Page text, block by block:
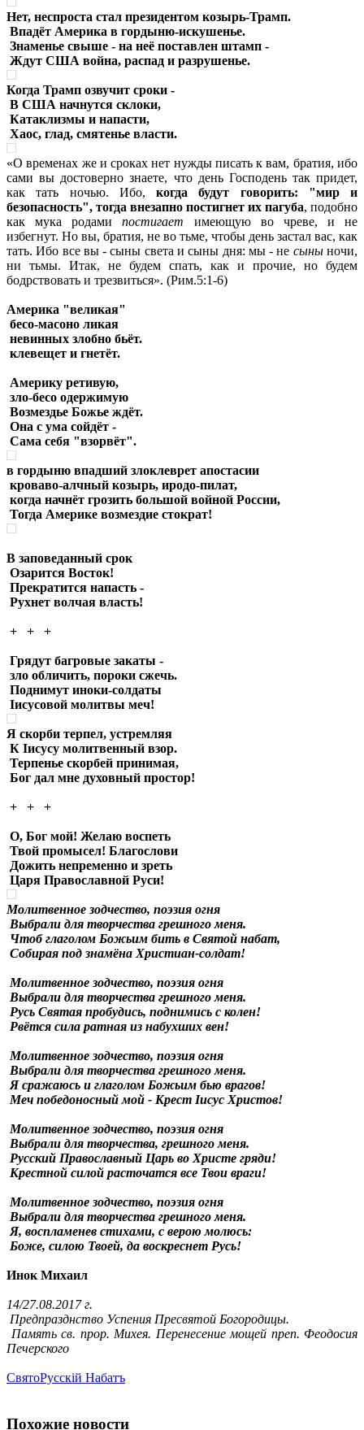
Нет, неспроста стал президентом козырь-Трамп.
Впадёт Америка в гордыню-искушенье.
Знаменье свыше - на неё поставлен штамп -
Ждут США война, распад и разрушенье.
Когда Трамп озвучит сроки -
В США начнутся склоки,
Катаклизмы и напасти,
Хаос, глад, смятенье власти.
«О временах же и сроках нет нужды писать к вам, братия, ибо
сами вы достоверно знаете, что день Господень так придет,
как тать ночью. Ибо, когда будут говорить: "мир и
безопасность", тогда внезапно постигнет их пагуба, подобно
как мука родамипостигает имеющую во чреве, и не
избегнут. Но вы, братия, не во тьме, чтобы день застал вас, как
тать. Ибо все вы - сыны света и сыны дня: мы - не сыныночи,
ни тьмы. Итак, не будем спать, как и прочие, но будем
бодрствовать и трезвиться». (Рим.5:1-6)
Америка "великая"
бесо-масоно ликая
невинных злобно бьёт.
клевещет и гнетёт.
Америку ретивую,
зло-бесо одержимую
Возмездье Божье ждёт.
Она с ума сойдёт -
Сама себя "взорвёт".
в гордыню впадший злоклеврет апостасии
кроваво-алчный козырь, иродо-пилат,
когда начнёт грозить большой войной России,
Тогда Америке возмездие стократ!
В заповеданный срок
Озарится Восток!
Прекратится напасть -
Рухнет волчая власть!
+ + +
Грядут багровые закаты -
зло обличить, пороки сжечь.
Поднимут иноки-солдаты
Iисусовой молитвы меч!
Я скорби терпел, устремляя
К Iисусу молитвенный взор.
Терпенье скорбей принимая,
Бог дал мне духовный простор!
+ + +
О, Бог мой! Желаю воспеть
Твой промысел! Благослови
Дожить непременно и зреть
Царя Православной Руси!
Молитвенное зодчество, поэзия огня
Выбрали для творчества грешного меня.
Чтоб глаголом Божьим бить в Святой набат,
Собирая под знамёна Христиан-солдат!
Молитвенное зодчество, поэзия огня
Выбрали для творчества грешного меня.
Русь Святая пробудись, поднимись с колен!
Рвётся сила ратная из набухших вен!
Молитвенное зодчество, поэзия огня
Выбрали для творчества грешного меня.
Я сражаюсь и глаголом Божьим бью врагов!
Меч победоносный мой - Крест Iисус Христов!
Молитвенное зодчество, поэзия огня
Выбрали для творчества, грешного меня.
Русский Православный Царь во Христе гряди!
Крестной силой расточатся все Твои враги!
Молитвенное зодчество, поэзия огня
Выбрали для творчества грешного меня.
Я, воспламенев стихами, с верою молюсь:
Боже, силою Твоей, да воскреснет Русь!
Инок Михаил
14/27.08.2017 г.
Предпразднство Успения Пресвятой Богородицы.
Память св. прор. Михея. Перенесение мощей преп. Феодосия
Печерского
СвятоРусскiй Набатъ
Похожие новости